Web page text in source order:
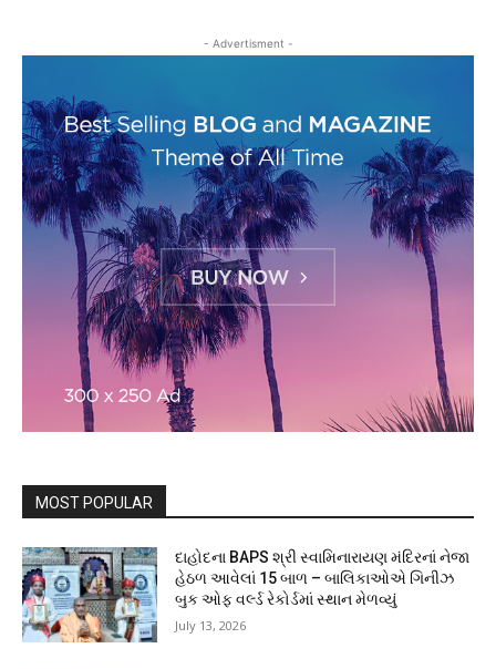
- Advertisment -
MOST POPULAR
દાહોદના BAPS શ્રી સ્વામિનારાયણ મંદિરનાં નેજા
હેઠળ આવેલાં 15 બાળ – બાલિકાઓએ ગિનીઝ
બુક ઓફ વર્લ્ડ રેકોર્ડમાં સ્થાન મેળવ્યું
July 13, 2026